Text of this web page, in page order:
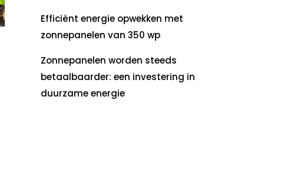
Efficiënt energie opwekken met
zonnepanelen van 350 wp
Zonnepanelen worden steeds
betaalbaarder: een investering in
duurzame energie